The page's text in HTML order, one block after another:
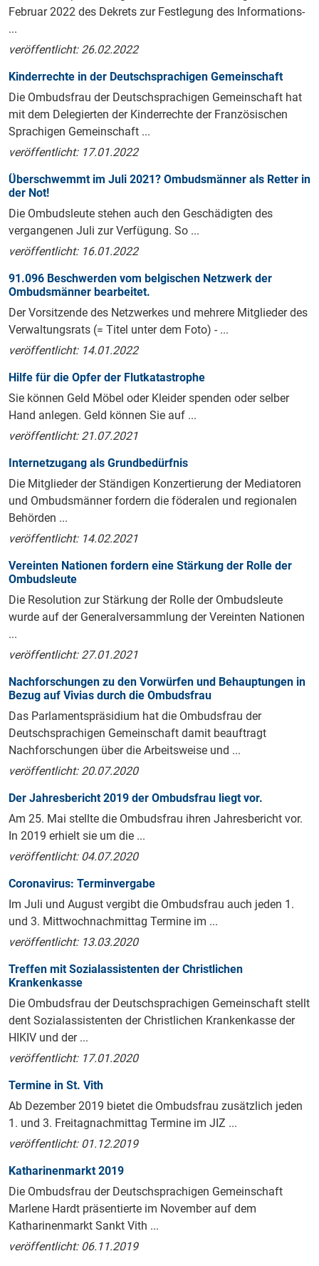
Februar 2022 des Dekrets zur Festlegung des Informations-
...
veröffentlicht: 26.02.2022
Kinderrechte in der Deutschsprachigen Gemeinschaft
Die Ombudsfrau der Deutschsprachigen Gemeinschaft hat
mit dem Delegierten der Kinderrechte der Französischen
Sprachigen Gemeinschaft ...
veröffentlicht: 17.01.2022
Überschwemmt im Juli 2021? Ombudsmänner als Retter in
der Not!
Die Ombudsleute stehen auch den Geschädigten des
vergangenen Juli zur Verfügung. So ...
veröffentlicht: 16.01.2022
91.096 Beschwerden vom belgischen Netzwerk der
Ombudsmänner bearbeitet.
Der Vorsitzende des Netzwerkes und mehrere Mitglieder des
Verwaltungsrats (= Titel unter dem Foto) - ...
veröffentlicht: 14.01.2022
Hilfe für die Opfer der Flutkatastrophe
Sie können Geld Möbel oder Kleider spenden oder selber
Hand anlegen. Geld können Sie auf ...
veröffentlicht: 21.07.2021
Internetzugang als Grundbedürfnis
Die Mitglieder der Ständigen Konzertierung der Mediatoren
und Ombudsmänner fordern die föderalen und regionalen
Behörden ...
veröffentlicht: 14.02.2021
Vereinten Nationen fordern eine Stärkung der Rolle der
Ombudsleute
Die Resolution zur Stärkung der Rolle der Ombudsleute
wurde auf der Generalversammlung der Vereinten Nationen
...
veröffentlicht: 27.01.2021
Nachforschungen zu den Vorwürfen und Behauptungen in
Bezug auf Vivias durch die Ombudsfrau
Das Parlamentspräsidium hat die Ombudsfrau der
Deutschsprachigen Gemeinschaft damit beauftragt
Nachforschungen über die Arbeitsweise und ...
veröffentlicht: 20.07.2020
Der Jahresbericht 2019 der Ombudsfrau liegt vor.
Am 25. Mai stellte die Ombudsfrau ihren Jahresbericht vor.
In 2019 erhielt sie um die ...
veröffentlicht: 04.07.2020
Coronavirus: Terminvergabe
Im Juli und August vergibt die Ombudsfrau auch jeden 1.
und 3. Mittwochnachmittag Termine im ...
veröffentlicht: 13.03.2020
Treffen mit Sozialassistenten der Christlichen
Krankenkasse
Die Ombudsfrau der Deutschsprachigen Gemeinschaft stellt
dent Sozialassistenten der Christlichen Krankenkasse der
HIKIV und der ...
veröffentlicht: 17.01.2020
Termine in St. Vith
Ab Dezember 2019 bietet die Ombudsfrau zusätzlich jeden
1. und 3. Freitagnachmittag Termine im JIZ ...
veröffentlicht: 01.12.2019
Katharinenmarkt 2019
Die Ombudsfrau der Deutschsprachigen Gemeinschaft
Marlene Hardt präsentierte im November auf dem
Katharinenmarkt Sankt Vith ...
veröffentlicht: 06.11.2019